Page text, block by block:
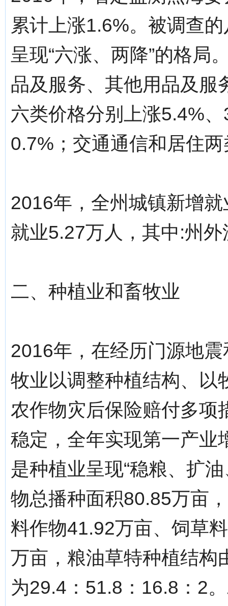
累计上涨1.6%。被调查
呈现“六涨、两降”的格局
品及服务、其他用品及服
六类价格分别上涨5.4%
0.7%；交通通信和居住
2016年，全州城镇新增
就业5.27万人，其中:州
二、种植业和畜牧业
2016年，在经历门源地
牧业以调整种植结构、以
农作物灾后保险赔付多项
稳定，全年实现第一产业
是种植业呈现“稳粮、扩
物总播种面积80.85万亩
料作物41.92万亩、饲草
万亩，粮油草特种植结构
为29.4：51.8：16.8：2